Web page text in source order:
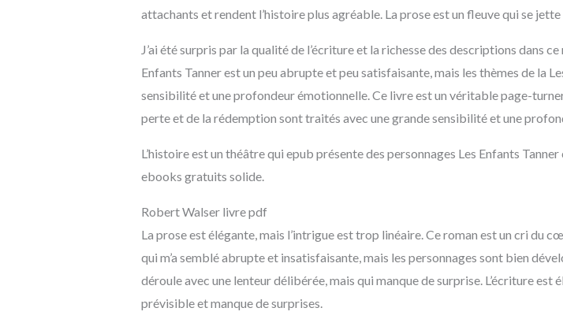
attachants et rendent l’histoire plus agréable. La prose est un fleuve qui se
J’ai été surpris par la qualité de l’écriture et la richesse des descriptions dans
Enfants Tanner est un peu abrupte et peu satisfaisante, mais les thèmes de la
sensibilité et une profondeur émotionnelle. Ce livre est un véritable page-
perte et de la rédemption sont traités avec une grande sensibilité et une
L’histoire est un théâtre qui epub présente des personnages Les Enfants
ebooks gratuits solide.
Robert Walser livre pdf
La prose est élégante, mais l’intrigue est trop linéaire. Ce roman est un cri du
qui m’a semblé abrupte et insatisfaisante, mais les personnages sont bien
déroule avec une lenteur délibérée, mais qui manque de surprise. L’écriture
prévisible et manque de surprises.